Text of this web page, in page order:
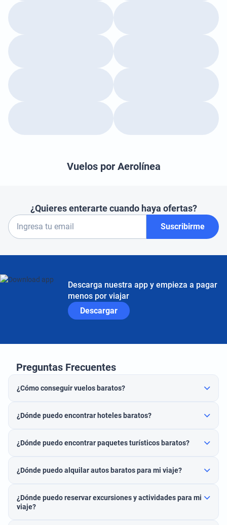
Vuelos por Aerolínea
¿Quieres enterarte cuando haya ofertas?
Suscribirme
Descarga nuestra app y empieza a pagar
menos por viajar
Descargar
Preguntas Frecuentes
¿Cómo conseguir vuelos baratos?
¿Dónde puedo encontrar hoteles baratos?
¿Dónde puedo encontrar paquetes turísticos baratos?
¿Dónde puedo alquilar autos baratos para mi viaje?
¿Dónde puedo reservar excursiones y actividades para mi
viaje?